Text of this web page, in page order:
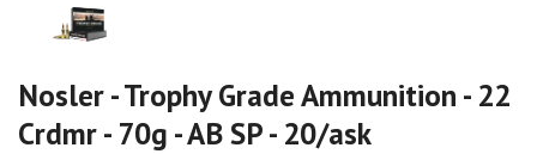
Nosler - Trophy Grade Ammunition - 22
Crdmr - 70g - AB SP - 20/ask